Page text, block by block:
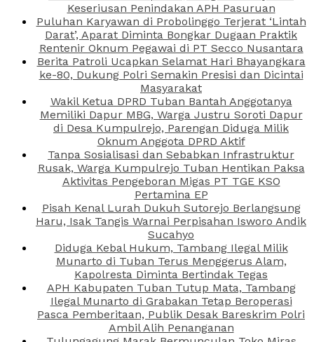
Keseriusan Penindakan APH Pasuruan
Puluhan Karyawan di Probolinggo Terjerat ‘Lintah
Darat’, Aparat Diminta Bongkar Dugaan Praktik
Rentenir Oknum Pegawai di PT Secco Nusantara
Berita Patroli Ucapkan Selamat Hari Bhayangkara
ke-80, Dukung Polri Semakin Presisi dan Dicintai
Masyarakat
Wakil Ketua DPRD Tuban Bantah Anggotanya
Memiliki Dapur MBG, Warga Justru Soroti Dapur
di Desa Kumpulrejo, Parengan Diduga Milik
Oknum Anggota DPRD Aktif
Tanpa Sosialisasi dan Sebabkan Infrastruktur
Rusak, Warga Kumpulrejo Tuban Hentikan Paksa
Aktivitas Pengeboran Migas PT TGE KSO
Pertamina EP
Pisah Kenal Lurah Dukuh Sutorejo Berlangsung
Haru, Isak Tangis Warnai Perpisahan Isworo Andik
Sucahyo
Diduga Kebal Hukum, Tambang Ilegal Milik
Munarto di Tuban Terus Menggerus Alam,
Kapolresta Diminta Bertindak Tegas
APH Kabupaten Tuban Tutup Mata, Tambang
Ilegal Munarto di Grabakan Tetap Beroperasi
Pasca Pemberitaan, Publik Desak Bareskrim Polri
Ambil Alih Penanganan